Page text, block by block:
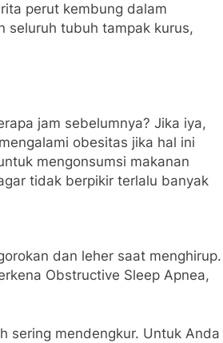
perut kembung dalam
seluruh tubuh tampak kurus,
jam sebelumnya? Jika iya,
obesitas jika hal ini
mengonsumsi makanan
tidak berpikir terlalu banyak
dan leher saat menghirup.
Obstructive Sleep Apnea,
sering mendengkur. Untuk Anda